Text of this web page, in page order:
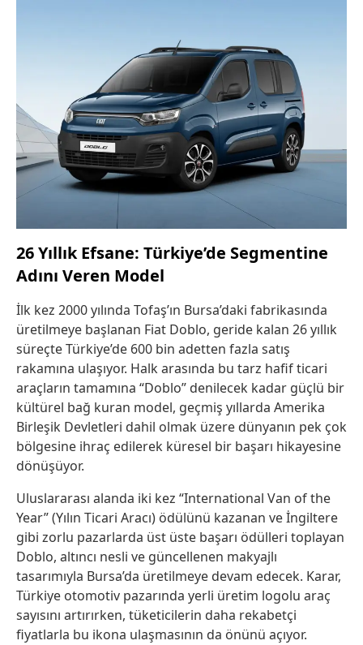
26 Yıllık Efsane: Türkiye’de Segmentine
Adını Veren Model
İlk kez 2000 yılında Tofaş’ın Bursa’daki fabrikasında
üretilmeye başlanan Fiat Doblo, geride kalan 26 yıllık
süreçte Türkiye’de 600 bin adetten fazla satış
rakamına ulaşıyor. Halk arasında bu tarz hafif ticari
araçların tamamına “Doblo” denilecek kadar güçlü bir
kültürel bağ kuran model, geçmiş yıllarda Amerika
Birleşik Devletleri dahil olmak üzere dünyanın pek çok
bölgesine ihraç edilerek küresel bir başarı hikayesine
dönüşüyor.
Uluslararası alanda iki kez “International Van of the
Year” (Yılın Ticari Aracı) ödülünü kazanan ve İngiltere
gibi zorlu pazarlarda üst üste başarı ödülleri toplayan
Doblo, altıncı nesli ve güncellenen makyajlı
tasarımıyla Bursa’da üretilmeye devam edecek. Karar,
Türkiye otomotiv pazarında yerli üretim logolu araç
sayısını artırırken, tüketicilerin daha rekabetçi
fiyatlarla bu ikona ulaşmasının da önünü açıyor.